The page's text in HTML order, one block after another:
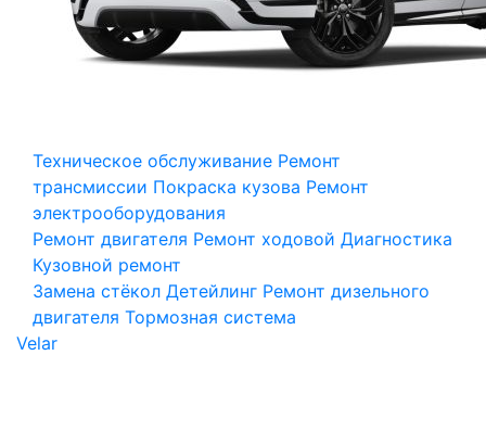
Техническое обслуживание Ремонт
трансмиссии Покраска кузова Ремонт
электрооборудования
Ремонт двигателя Ремонт ходовой Диагностика
Кузовной ремонт
Замена стёкол Детейлинг Ремонт дизельного
двигателя Тормозная система
Velar